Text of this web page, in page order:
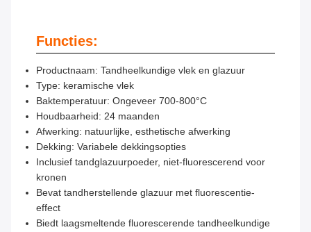
Functies:
Productnaam: Tandheelkundige vlek en glazuur
Type: keramische vlek
Baktemperatuur: Ongeveer 700-800°C
Houdbaarheid: 24 maanden
Afwerking: natuurlijke, esthetische afwerking
Dekking: Variabele dekkingsopties
Inclusief tandglazuurpoeder, niet-fluorescerend voor
kronen
Bevat tandherstellende glazuur met fluorescentie-
effect
Biedt laagsmeltende fluorescerende tandheelkundige